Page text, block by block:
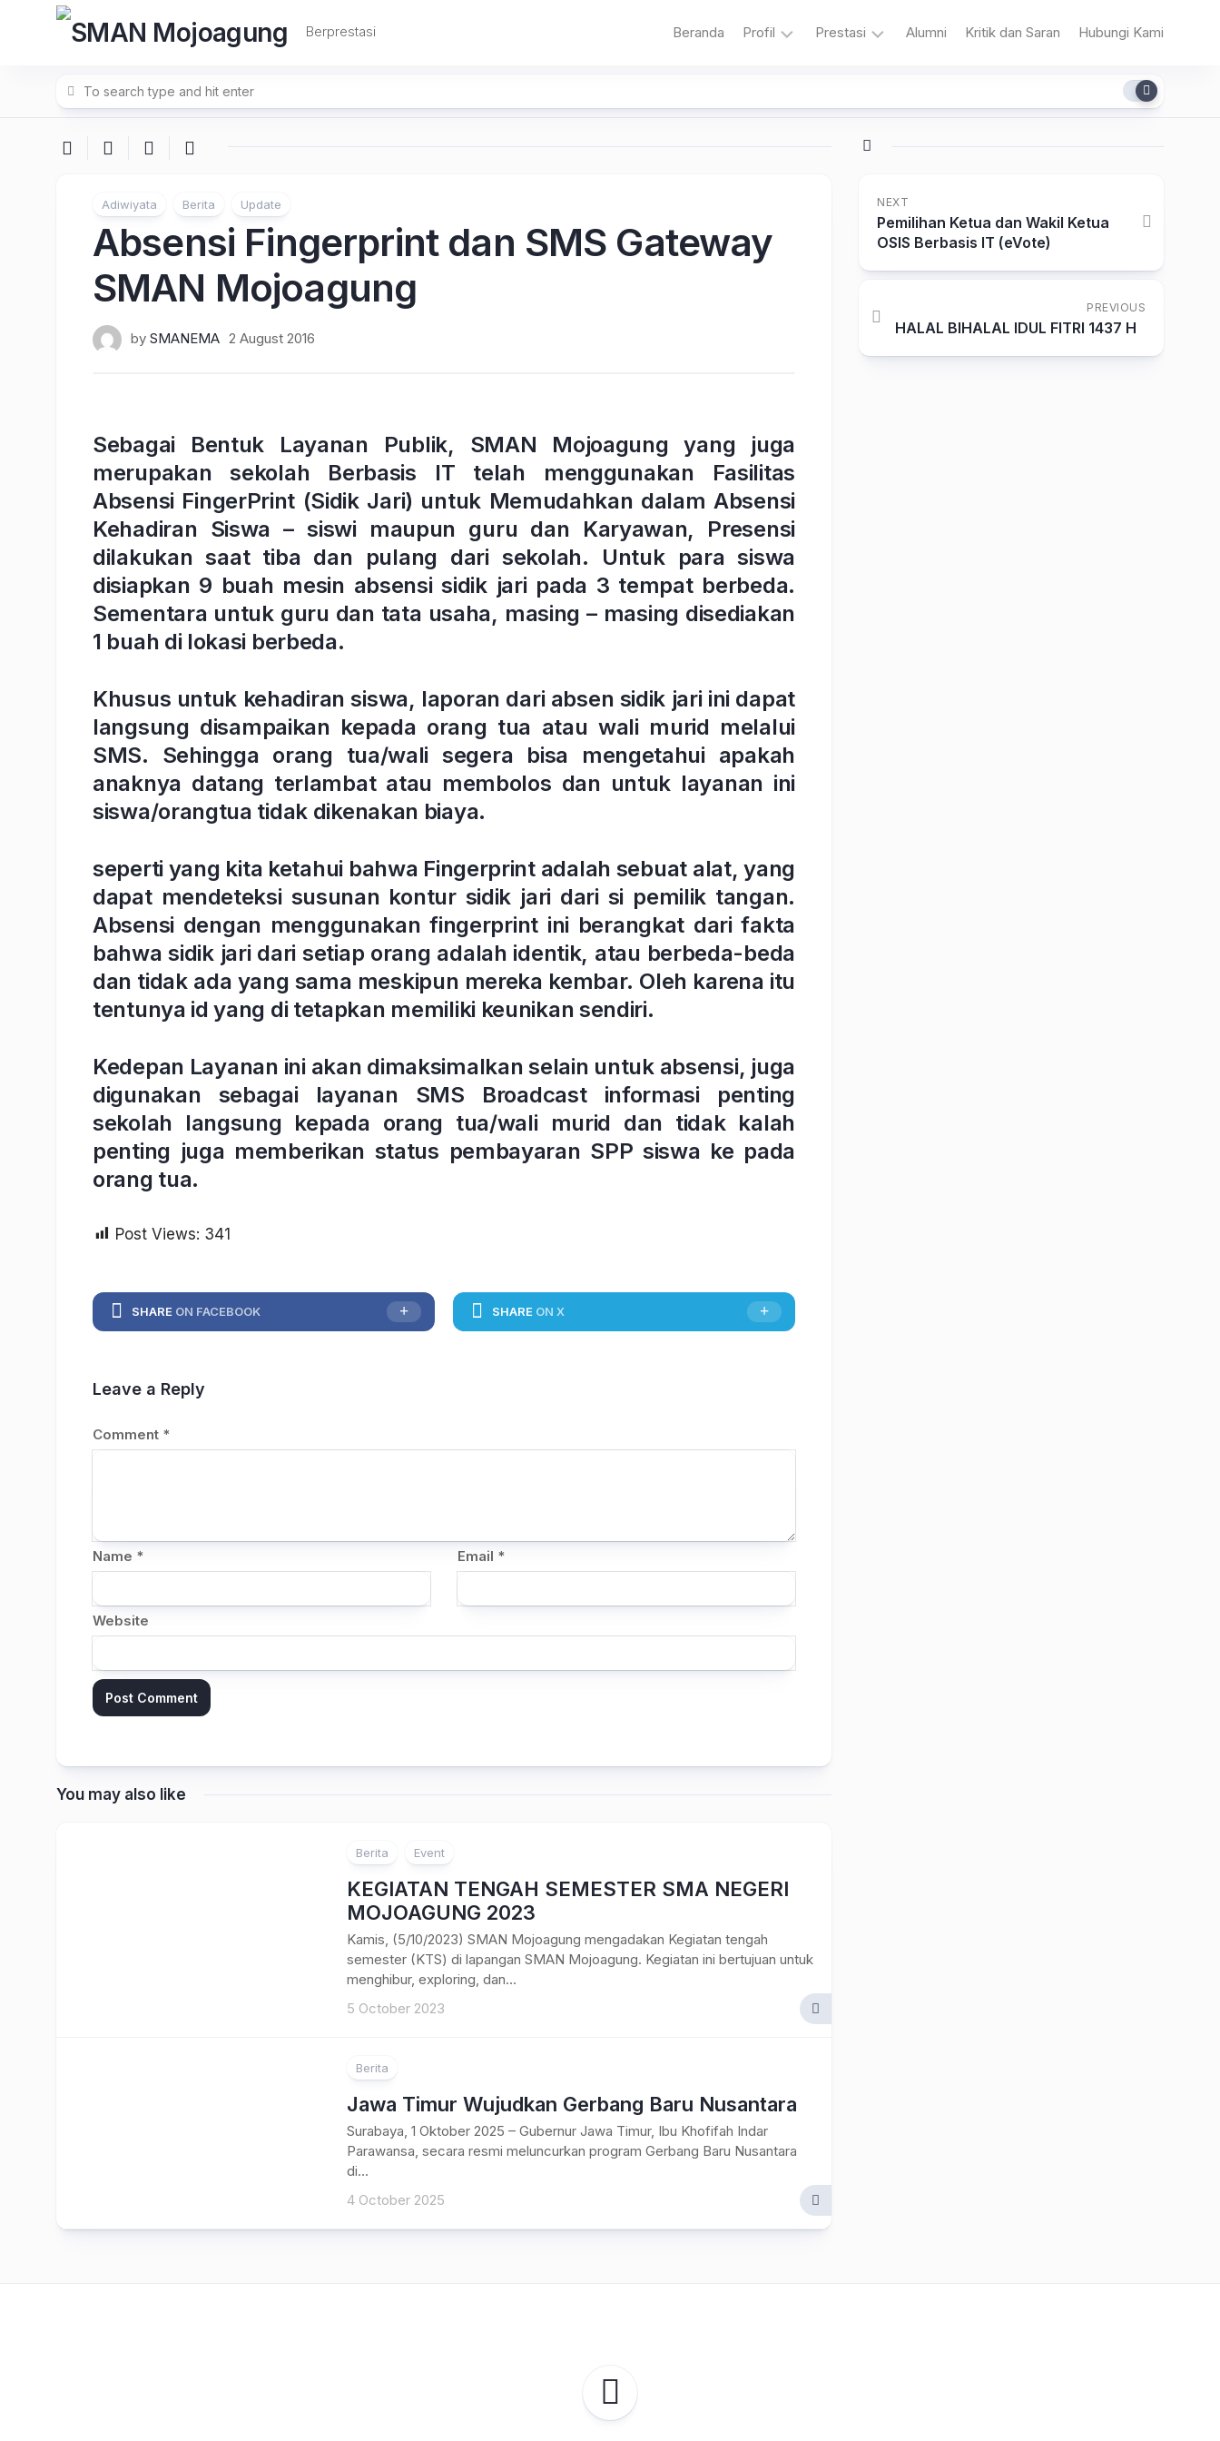
Berprestasi Beranda Profil
Sekolah
Sekolah
Prestasi
Akademik
Alumni Kritik dan Saran Hubungi Kami
Adiwiyata Berita Update
Absensi Fingerprint dan SMS Gateway
SMAN Mojoagung
by SMANEMA 2 August 2016
Sebagai Bentuk Layanan Publik, SMAN Mojoagung yang juga
merupakan sekolah Berbasis IT telah menggunakan Fasilitas
Absensi FingerPrint (Sidik Jari) untuk Memudahkan dalam Absensi
Kehadiran Siswa – siswi maupun guru dan Karyawan, Presensi
dilakukan saat tiba dan pulang dari sekolah. Untuk para siswa
disiapkan 9 buah mesin absensi sidik jari pada 3 tempat berbeda.
Sementara untuk guru dan tata usaha, masing – masing disediakan
1 buah di lokasi berbeda.
Khusus untuk kehadiran siswa, laporan dari absen sidik jari ini dapat
langsung disampaikan kepada orang tua atau wali murid melalui
SMS. Sehingga orang tua/wali segera bisa mengetahui apakah
anaknya datang terlambat atau membolos dan untuk layanan ini
siswa/orangtua tidak dikenakan biaya.
seperti yang kita ketahui bahwa Fingerprint adalah sebuat alat, yang
dapat mendeteksi susunan kontur sidik jari dari si pemilik tangan.
Absensi dengan menggunakan fingerprint ini berangkat dari fakta
bahwa sidik jari dari setiap orang adalah identik, atau berbeda-beda
dan tidak ada yang sama meskipun mereka kembar. Oleh karena itu
tentunya id yang di tetapkan memiliki keunikan sendiri.
Kedepan Layanan ini akan dimaksimalkan selain untuk absensi, juga
digunakan sebagai layanan SMS Broadcast informasi penting
sekolah langsung kepada orang tua/wali murid dan tidak kalah
penting juga memberikan status pembayaran SPP siswa ke pada
orang tua.
Post Views: 341
SHARE ON FACEBOOK SHARE ON X
Leave a Reply
Comment *
Name * Email *
Website
You may also like
Berita Event
KEGIATAN TENGAH SEMESTER SMA NEGERI
MOJOAGUNG 2023
Kamis, (5/10/2023) SMAN Mojoagung mengadakan Kegiatan tengah
semester (KTS) di lapangan SMAN Mojoagung. Kegiatan ini bertujuan untuk
menghibur, exploring, dan...
5 October 2023
Berita
Jawa Timur Wujudkan Gerbang Baru Nusantara
Surabaya, 1 Oktober 2025 – Gubernur Jawa Timur, Ibu Khofifah Indar
Parawansa, secara resmi meluncurkan program Gerbang Baru Nusantara
di...
4 October 2025
NEXT
Pemilihan Ketua dan Wakil Ketua
OSIS Berbasis IT (eVote)
PREVIOUS
HALAL BIHALAL IDUL FITRI 1437 H